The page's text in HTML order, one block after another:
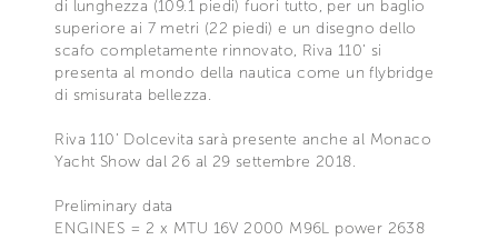
di lunghezza (109.1 piedi) fuori tutto, per un baglio
superiore ai 7 metri (22 piedi) e un disegno dello
scafo completamente rinnovato, Riva 110’ si
presenta al mondo della nautica come un flybridge
di smisurata bellezza.
Riva 110’ Dolcevita sarà presente anche al Monaco
Yacht Show dal 26 al 29 settembre 2018.
Preliminary data
ENGINES = 2 x MTU 16V 2000 M96L power 2638